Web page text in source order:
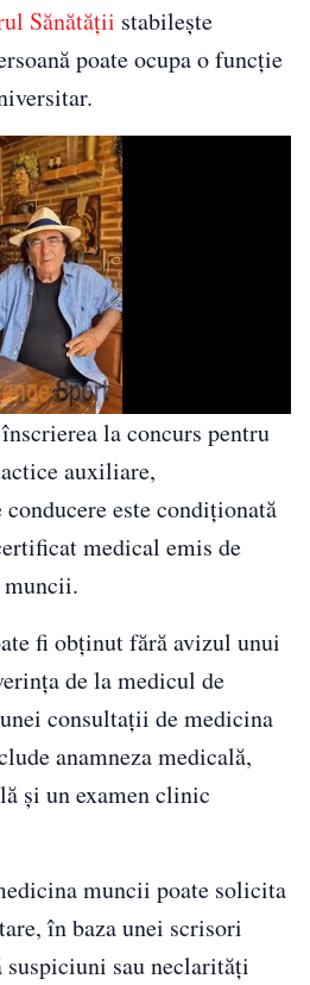
Sănătății stabilește
poate ocupa o funcție
la concurs pentru
auxiliare,
este condiționată
medical emis de
fi obținut fără avizul unui
de la medicul de
consultații de medicina
anamneza medicală,
și un examen clinic
muncii poate solicita
în baza unei scrisori
suspiciuni sau neclarități